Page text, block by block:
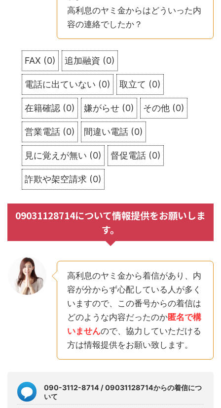
高利息のヤミ金からはどういった内
容の連絡でしたか？
FAX (0) 追加融資 (0)
電話に出ていない (0) 取立て (0)
在籍確認 (0) 嫌がらせ (0) その他 (0)
営業電話 (0) 間違い電話 (0)
見に覚えが無い (0) 督促電話 (0)
詐欺や架空請求 (0)
09031128714について情報提供をお願いしま
す。
高利息のヤミ金から着信があり、内
容が分からず心配している人が多く
いますので、この番号からの着信は
どのような内容だったのか匿名で構
いませんので、協力していただける
方は情報提供をお願い致します。
090-3112-8714 / 09031128714からの着信につ
いて